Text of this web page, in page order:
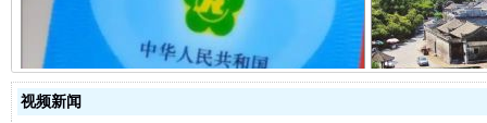
事关残疾人未来5年
视频新闻